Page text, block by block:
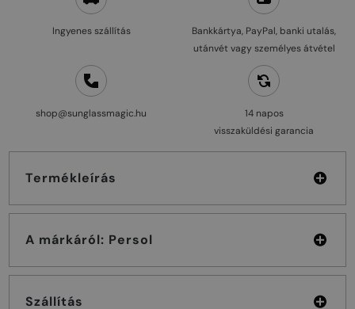
Ingyenes szállítás
Bankkártya, PayPal, banki utalás,
utánvét vagy személyes átvétel
shop@sunglassmagic.hu
14 napos
visszaküldési garancia
Termékleírás
A márkáról: Persol
Szállítás